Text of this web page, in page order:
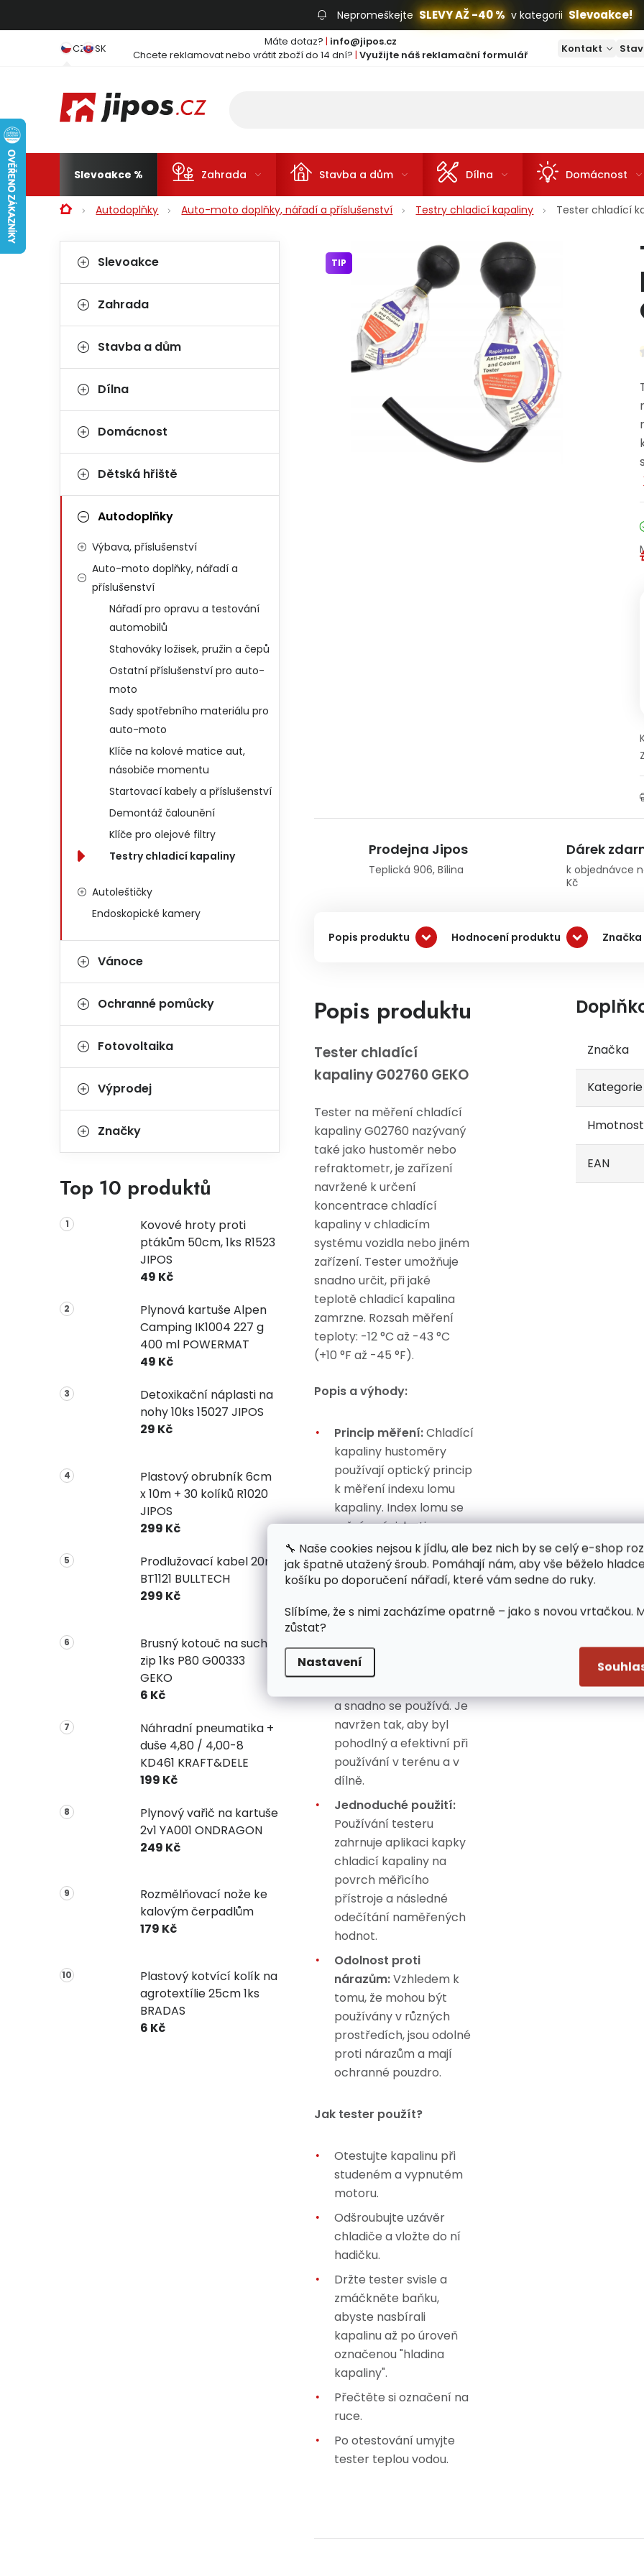
🔧 Naše cookies nejsou k jídlu, ale bez nich by se celý e-shop
jak špatně utažený šroub. Pomáhají nám, aby vše běželo
košíku po doporučení nářadí, které vám sedne do ruky.
Slíbíme, že s nimi zacházíme opatrně – jako s novou vrtačkou.
zůstat?
Nastavení
Nepromeškejte SLEVY AŽ -40 % v kategorii Slevoakce!
CZ SK Máte dotaz? | info@jipos.cz
Chcete reklamovat nebo vrátit zboží do 14 dní? | Využijte náš reklamační formulář Kontakt
Slevoakce Zahrada Stavba a dům Dílna Domácnost
DomůAutodoplňky Auto-moto doplňky, nářadí a příslušenství Testry chladicí kapaliny Tester chladící
Postranní panel
Kategorie
Slevoakce
Zahrada
Stavba a dům
Dílna
Domácnost
Dětská hřiště
Autodoplňky
Výbava, příslušenství
Auto-moto doplňky, nářadí a
příslušenství
Nářadí pro opravu a testování
automobilů
Stahováky ložisek, pružin a čepů
Ostatní příslušenství pro auto-
moto
Sady spotřebního materiálu pro
auto-moto
Klíče na kolové matice aut,
násobiče momentu
Startovací kabely a příslušenství
Demontáž čalounění
Klíče pro olejové filtry
Testry chladicí kapaliny
Autoleštičky
Endoskopické kamery
Vánoce
Ochranné pomůcky
Fotovoltaika
Výprodej
Značky
Top 10 produktů
Kovové hroty proti
ptákům 50cm, 1ks R1523
JIPOS
49 Kč
Plynová kartuše Alpen
Camping IK1004 227 g
400 ml POWERMAT
49 Kč
Detoxikační náplasti na
nohy 10ks 15027 JIPOS
29 Kč
Plastový obrubník 6cm
x 10m + 30 kolíků R1020
JIPOS
299 Kč
Prodlužovací kabel 20m
BT1121 BULLTECH
299 Kč
Brusný kotouč na suchý
zip 1ks P80 G00333
GEKO
6 Kč
Náhradní pneumatika +
duše 4,80 / 4,00-8
KD461 KRAFT&DELE
199 Kč
Plynový vařič na kartuše
2v1 YA001 ONDRAGON
249 Kč
Rozmělňovací nože ke
kalovým čerpadlům
179 Kč
Plastový kotvící kolík na
agrotextílie 25cm 1ks
BRADAS
6 Kč
TIP
Prodejna Jipos
Teplická 906, Bílina
Dárek
k objednávce
Kč
Popis produktu Hodnocení produktu Značka
Popis produktu
Tester chladící
kapaliny G02760 GEKO
Tester na měření chladící
kapaliny G02760 nazývaný
také jako hustoměr nebo
refraktometr, je zařízení
navržené k určení
koncentrace chladící
kapaliny v chladicím
systému vozidla nebo jiném
zařízení. Tester umožňuje
snadno určit, při jaké
teplotě chladicí kapalina
zamrzne. Rozsah měření
teploty: -12 °C až -43 °C
(+10 °F až -45 °F).
Popis a výhody:
Princip měření:Chladící
kapaliny hustoměry
používají optický princip
k měření indexu lomu
kapaliny. Index lomu se
mění v závislosti na
koncentraci
rozpuštěného chladiva v
kapalině.
Měřicí rozsah: Rozsah
-43 °C (+10 °F až -45 °F).
Kompaktní design:
a snadno se používá. Je
navržen tak, aby byl
pohodlný a efektivní při
používání v terénu a v
dílně.
Jednoduché použití:
Používání testeru
zahrnuje aplikaci kapky
chladicí kapaliny na
povrch měřicího
přístroje a následné
odečítání naměřených
hodnot.
Odolnost proti
nárazům:Vzhledem k
tomu, že mohou být
používány v různých
prostředích, jsou odolné
proti nárazům a mají
ochranné pouzdro.
Jak tester použít?
Otestujte kapalinu při
studeném a vypnutém
motoru.
Odšroubujte uzávěr
chladiče a vložte do ní
hadičku.
Držte tester svisle a
zmáčkněte baňku,
abyste nasbírali
kapalinu až po úroveň
označenou "hladina
kapaliny".
Přečtěte si označení na
ruce.
Po otestování umyjte
tester teplou vodou.
Značka
Kategorie
Hmotnost
EAN